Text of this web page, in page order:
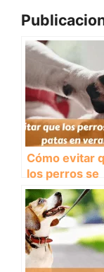
Cómo evitar
los perros se
quemen las
en verano